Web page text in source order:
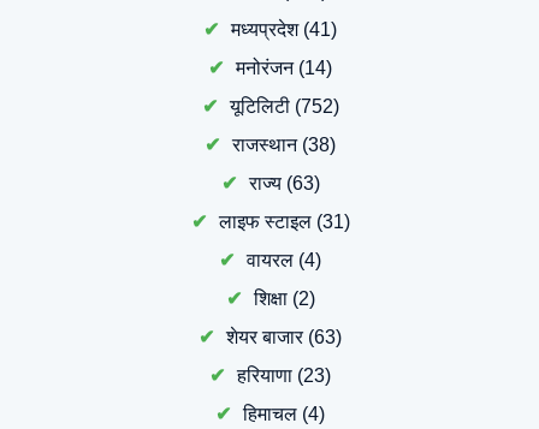
मध्यप्रदेश(41)
मनोरंजन(14)
यूटिलिटी(752)
राजस्थान(38)
राज्य(63)
लाइफ स्टाइल(31)
वायरल (4)
शिक्षा(2)
शेयर बाजार(63)
हरियाणा (23)
हिमाचल (4)